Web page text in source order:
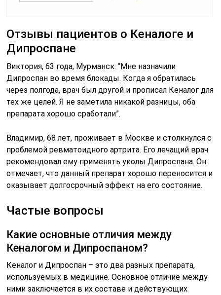
Отзывы пациентов о Кеналоге и
Дипроспане
Виктория, 63 года, Мурманск: “Мне назначили
Дипроспан во время блокады. Когда я обратилась
через полгода, врач был другой и прописал Кеналог для
тех же целей. Я не заметила никакой разницы, оба
препарата хорошо сработали”.
Владимир, 68 лет, проживает в Москве и столкнулся с
проблемой ревматоидного артрита. Его лечащий врач
рекомендовал ему применять уколы Дипроспана. Он
отмечает, что данный препарат хорошо переносится и
оказывает долгосрочный эффект на его состояние.
Частые вопросы
Какие основные отличия между
Кеналогом и Дипроспаном?
Кеналог и Дипроспан – это два разных препарата,
используемых в медицине. Основное отличие между
ними заключается в их составе и действующих